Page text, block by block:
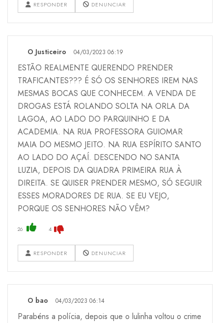
RESPONDER DENUNCIAR
O Justiceiro 04/03/2023 06:19
ESTÃO REALMENTE QUERENDO PRENDER
TRAFICANTES??? É SÓ OS SENHORES IREM NAS
MESMAS BOCAS QUE CONHECEM. A VENDA DE
DROGAS ESTÁ ROLANDO SOLTA NA ORLA DA
LAGOA, AO LADO DO PARQUINHO E DA
ACADEMIA. NA RUA PROFESSORA GUIOMAR
MAIA DO MESMO JEITO. NA RUA ESPÍRITO SANTO
AO LADO DO AÇAÍ. DESCENDO NO SANTA
LUZIA, DEPOIS DA QUADRA PRIMEIRA RUA À
DIREITA. SE QUISER PRENDER MESMO, SÓ SEGUIR
ESSES MORADORES DE RUA. SE EU VEJO,
PORQUE OS SENHORES NÃO VÊM?
26 4
RESPONDER DENUNCIAR
O bao 04/03/2023 06:14
Parabéns a polícia, depois que o lulinha voltou o crime